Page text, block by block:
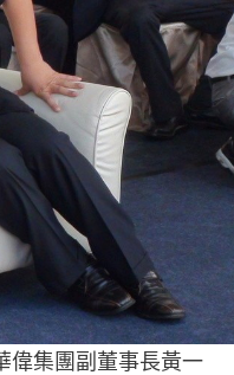
偉集團副董事長黃一